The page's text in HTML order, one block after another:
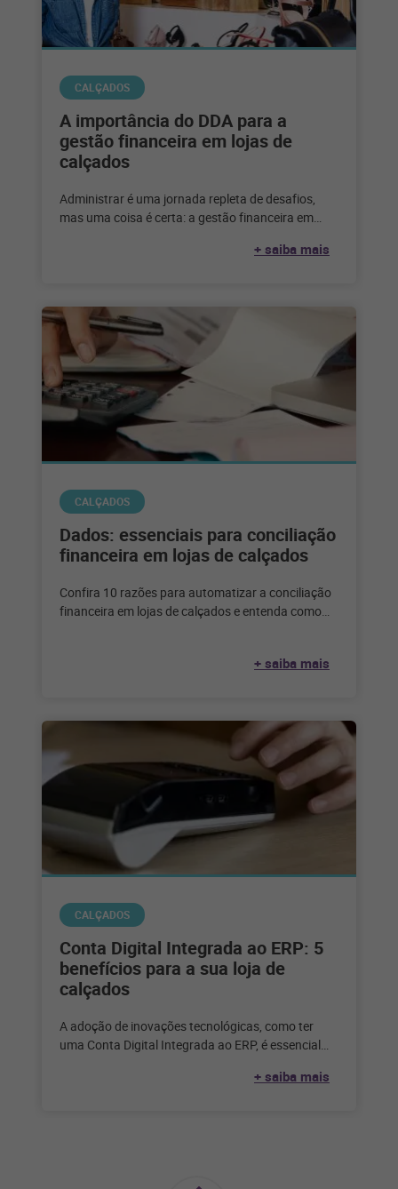
CALÇADOS
A importância do DDA para a
gestão financeira em lojas de
calçados
Administrar é uma jornada repleta de desafios,
mas uma coisa é certa: a gestão financeira em
+ saiba mais
CALÇADOS
Dados: essenciais para conciliação
financeira em lojas de calçados
Confira 10 razões para automatizar a conciliação
financeira em lojas de calçados e entenda como
+ saiba mais
CALÇADOS
Conta Digital Integrada ao ERP: 5
benefícios para a sua loja de
calçados
A adoção de inovações tecnológicas, como ter
uma Conta Digital Integrada ao ERP, é essencial
+ saiba mais